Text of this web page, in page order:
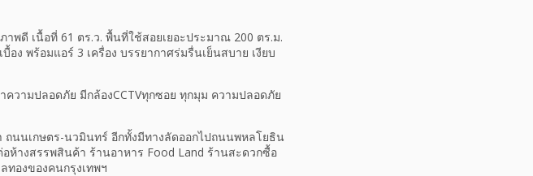
พดี เนื้อที่ 61 ตร.ว. พื้นที่ใช้สอยเยอะประมาณ 200 ตร.ม.
ง พร้อมแอร์ 3 เครื่อง บรรยากาศร่มรื่นเย็นสบาย เงียบ
ามปลอดภัย มีกล้องCCTVทุกซอย ทุกมุม ความปลอดภัย
ถนนเกษตร-นวมินทร์ อีกทั้งมีทางลัดออกไปถนนพหลโยธิน
างสรรพสินค้า ร้านอาหาร Food Land ร้านสะดวกซื้อ
ทองของคนกรุงเทพฯ